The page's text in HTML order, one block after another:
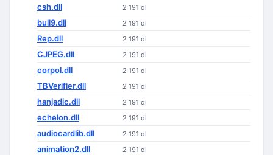
csh.dll 2 191 dl
bull9.dll 2 191 dl
Rep.dll 2 191 dl
CJPEG.dll 2 191 dl
corpol.dll 2 191 dl
TBVerifier.dll 2 191 dl
hanjadic.dll 2 191 dl
echelon.dll 2 191 dl
audiocardlib.dll 2 191 dl
animation2.dll 2 191 dl